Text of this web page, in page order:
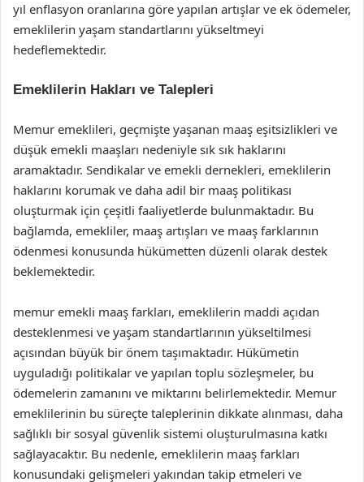
yıl enflasyon oranlarına göre yapılan artışlar ve ek ödemeler,
emeklilerin yaşam standartlarını yükseltmeyi
hedeflemektedir.
Emeklilerin Hakları ve Talepleri
Memur emeklileri, geçmişte yaşanan maaş eşitsizlikleri ve
düşük emekli maaşları nedeniyle sık sık haklarını
aramaktadır. Sendikalar ve emekli dernekleri, emeklilerin
haklarını korumak ve daha adil bir maaş politikası
oluşturmak için çeşitli faaliyetlerde bulunmaktadır. Bu
bağlamda, emekliler, maaş artışları ve maaş farklarının
ödenmesi konusunda hükümetten düzenli olarak destek
beklemektedir.
memur emekli maaş farkları, emeklilerin maddi açıdan
desteklenmesi ve yaşam standartlarının yükseltilmesi
açısından büyük bir önem taşımaktadır. Hükümetin
uyguladığı politikalar ve yapılan toplu sözleşmeler, bu
ödemelerin zamanını ve miktarını belirlemektedir. Memur
emeklilerinin bu süreçte taleplerinin dikkate alınması, daha
sağlıklı bir sosyal güvenlik sistemi oluşturulmasına katkı
sağlayacaktır. Bu nedenle, emeklilerin maaş farkları
konusundaki gelişmeleri yakından takip etmeleri ve